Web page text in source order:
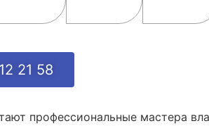
21 58
профессиональные мастера